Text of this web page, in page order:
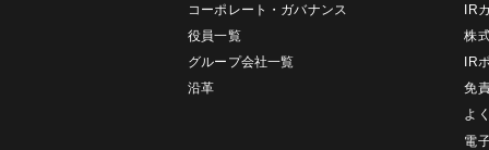
コーポレート・ガバナンス
役員一覧
グループ会社一覧
沿革
IR
株
IR
免
よ
電